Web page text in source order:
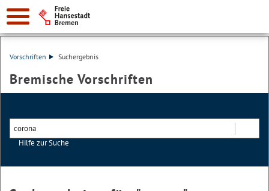
Vorschriften Suchergebnis
Bremische Vorschriften
Hilfe zur Suche